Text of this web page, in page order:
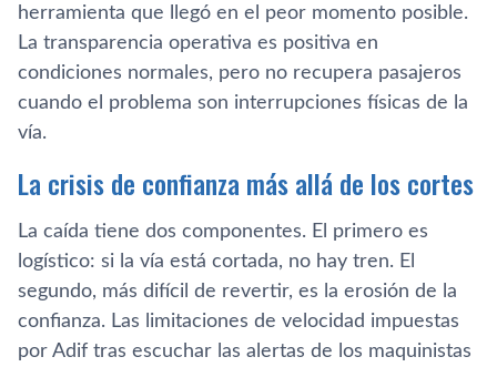
herramienta que llegó en el peor momento posible.
La transparencia operativa es positiva en
condiciones normales, pero no recupera pasajeros
cuando el problema son interrupciones físicas de la
vía.
La crisis de confianza más allá de los cortes
La caída tiene dos componentes. El primero es
logístico: si la vía está cortada, no hay tren. El
segundo, más difícil de revertir, es la erosión de la
confianza. Las limitaciones de velocidad impuestas
por Adif tras escuchar las alertas de los maquinistas